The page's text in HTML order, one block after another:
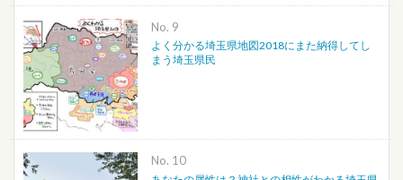
No.
よく分かる埼玉県地図2018にまた納得してし
まう埼玉県民
No.